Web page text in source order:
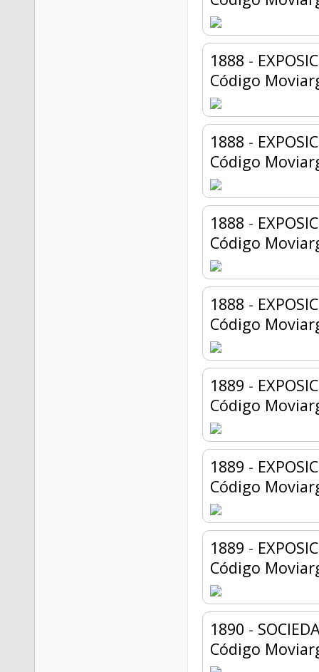
1888 -
Código
1888 -
Código
1888 -
Código
1888 -
Código
1889 -
Código
1889 -
Código
1889 -
Código
1890 -
Código